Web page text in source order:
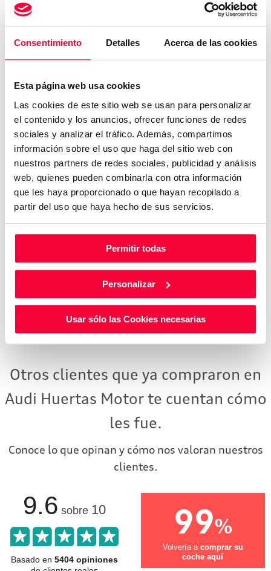
Consentimiento Detalles Acerca de las cookies
Esta página web usa cookies
Las cookies de este sitio web se usan para personalizar
el contenido y los anuncios, ofrecer funciones de redes
sociales y analizar el tráfico. Además, compartimos
información sobre el uso que haga del sitio web con
nuestros partners de redes sociales, publicidad y análisis
web, quienes pueden combinarla con otra información
que les haya proporcionado o que hayan recopilado a
partir del uso que haya hecho de sus servicios.
Permitir todas
Personalizar
Usar sólo las Cookies necesarias
Consumo y emisiones
- L/100
CONSUMO
URBANO
- L/100
CONSUMO
EXTRAURBANO
MIXTO
EMISIONES
DE CO2
Otros clientes que ya compraron en
Audi Huertas Motor te cuentan cómo
les fue.
Conoce lo que opinan y cómo nos valoran nuestros
clientes.
9.6 sobre 10
Basado en 5404 opiniones
99%
Volvería a comprar su
coche aquí